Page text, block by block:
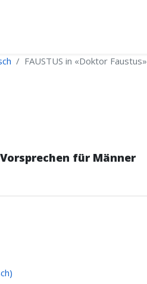
FAUSTUS in «Doktor Faustus»
für Männer